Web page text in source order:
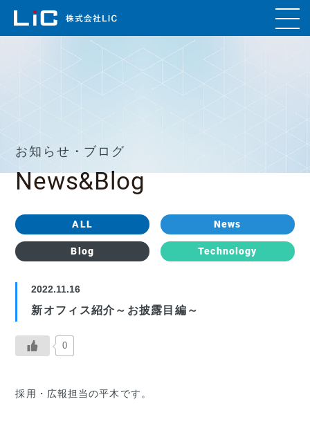
お知らせ・ブログ
News&Blog
ALL News
Blog Technology
2022.11.16
新オフィス紹介～お披露目編～
0
採用・広報担当の平木です。